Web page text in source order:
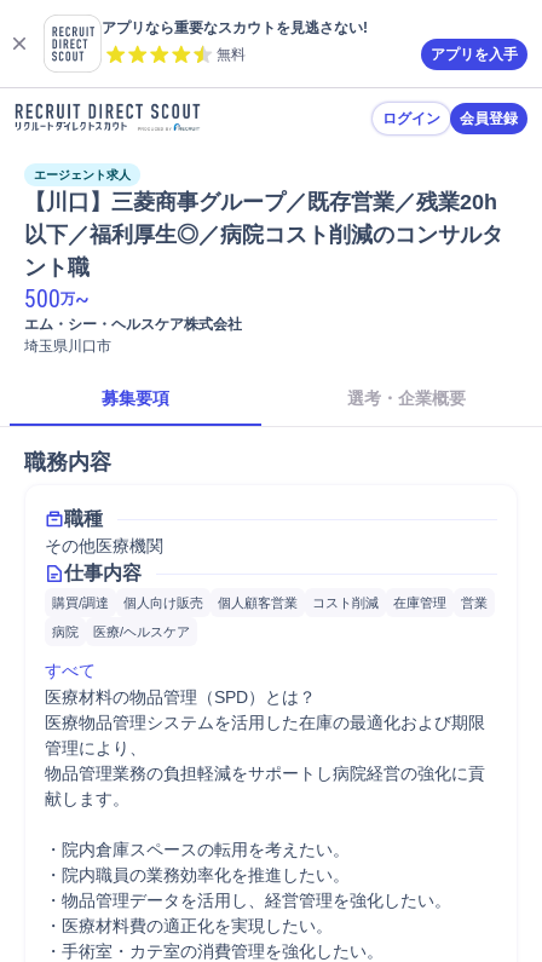
アプリなら重要なスカウトを見逃さない!
無料
アプリを入手
ログイン 会員登録
エージェント求人
【川口】三菱商事グループ／既存営業／残業20h
以下／福利厚生◎／病院コスト削減のコンサルタ
ント職
500万~
エム・シー・ヘルスケア株式会社
埼玉県川口市
募集要項 選考・企業概要
職務内容
職種
その他医療機関
仕事内容
購買/調達 個人向け販売 個人顧客営業 コスト削減 在庫管理
営業
病院
医療/ヘルスケア
すべて
医療材料の物品管理（SPD）とは？
医療物品管理システムを活用した在庫の最適化および期限
管理により、
物品管理業務の負担軽減をサポートし病院経営の強化に貢
献します。
・院内倉庫スペースの転用を考えたい。
・院内職員の業務効率化を推進したい。
・物品管理データを活用し、経営管理を強化したい。
・医療材料費の適正化を実現したい。
・手術室・カテ室の消費管理を強化したい。